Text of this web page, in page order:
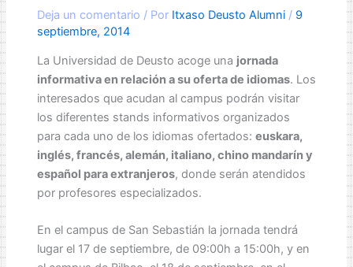
Deja un comentario / Por Itxaso Deusto Alumni / 9
septiembre, 2014
La Universidad de Deusto acoge una jornada
informativa en relación a su oferta de idiomas. Los
interesados que acudan al campus podrán visitar
los diferentes stands informativos organizados
para cada uno de los idiomas ofertados: euskara,
inglés, francés, alemán, italiano, chino mandarín y
español para extranjeros, donde serán atendidos
por profesores especializados.
En el campus de San Sebastián la jornada tendrá
lugar el 17 de septiembre, de 09:00h a 15:00h, y en